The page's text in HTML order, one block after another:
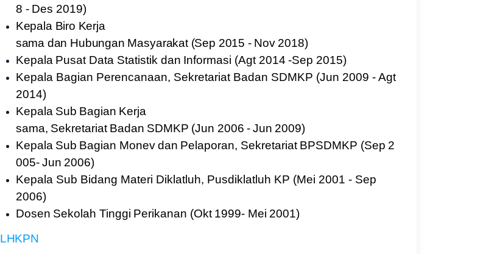
8 - Des 2019)
Kepala Biro Kerja
sama dan Hubungan Masyarakat (Sep 2015 - Nov 2018)
Kepala Pusat Data Statistik dan Informasi (Agt 2014 -Sep 2015)
Kepala Bagian Perencanaan, Sekretariat Badan SDMKP (Jun 2009 - Agt
2014)
Kepala Sub Bagian Kerja
sama, Sekretariat Badan SDMKP (Jun 2006 - Jun 2009)
Kepala Sub Bagian Monev dan Pelaporan, Sekretariat BPSDMKP (Sep 2
005- Jun 2006)
Kepala Sub Bidang Materi Diklatluh, Pusdiklatluh KP (Mei 2001 - Sep
2006)
Dosen Sekolah Tinggi Perikanan (Okt 1999- Mei 2001)
LHKPN